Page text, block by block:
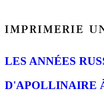
LES ANNÉES
D'APOLLINAIRE